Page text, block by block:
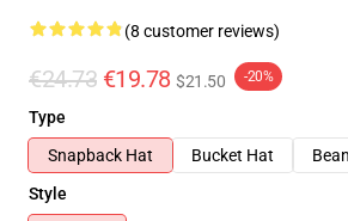
(8 customer reviews)
€24.73 €19.78 $21.50 -20%
Type
Snapback Hat
Bucket Hat
Style